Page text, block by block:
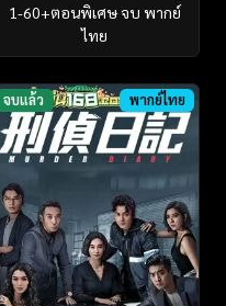
1-60+ตอนพิเศษ จบ พากย์
ไทย
จบแล้ว พากย์ไทย